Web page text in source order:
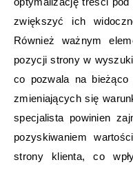
zwiększyć ich
Również ważnym
pozycji strony w
co pozwala na
zmieniających się
specjalista powinien
pozyskiwaniem
strony klienta, co